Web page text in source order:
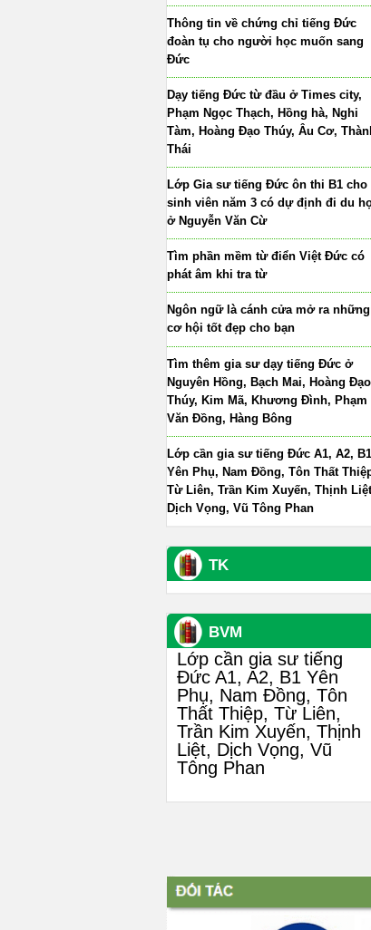
Thông tin về chứng chỉ tiếng Đức
đoàn tụ cho người học muốn sang
Đức
Dạy tiếng Đức từ đầu ở Times city,
Phạm Ngọc Thạch, Hồng hà, Nghi
Tàm, Hoàng Đạo Thúy, Âu Cơ,
Thái
Lớp Gia sư tiếng Đức ôn thi B1 cho
sinh viên năm 3 có dự định đi du
ở Nguyễn Văn Cừ
Tìm phần mềm từ điển Việt Đức có
phát âm khi tra từ
Ngôn ngữ là cánh cửa mở ra những
cơ hội tốt đẹp cho bạn
Tìm thêm gia sư dạy tiếng Đức ở
Nguyên Hồng, Bạch Mai, Hoàng Đạo
Thúy, Kim Mã, Khương Đình, Phạm
Văn Đồng, Hàng Bông
Lớp cần gia sư tiếng Đức A1, A2, B1
Yên Phụ, Nam Đồng, Tôn Thất
Từ Liên, Trần Kim Xuyến, Thịnh
Dịch Vọng, Vũ Tông Phan
TK
BVM
Lớp cần gia sư tiếng
Đức A1, A2, B1 Yên
Phụ, Nam Đồng, Tôn
Thất Thiệp, Từ Liên,
Trần Kim Xuyến, Thịnh
Liệt, Dịch Vọng, Vũ
Tông Phan